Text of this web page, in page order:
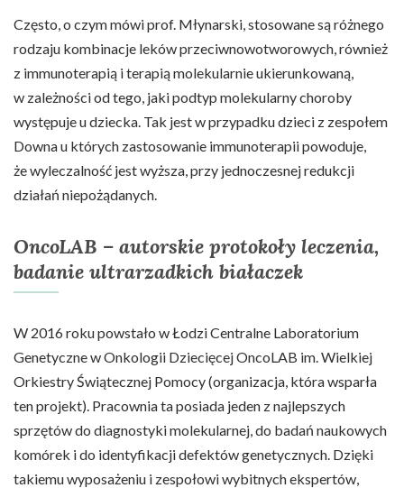
Często, o czym mówi prof. Młynarski, stosowane są różnego
rodzaju kombinacje leków przeciwnowotworowych, również
z immunoterapią i terapią molekularnie ukierunkowaną,
w zależności od tego, jaki podtyp molekularny choroby
występuje u dziecka. Tak jest w przypadku dzieci z zespołem
Downa u których zastosowanie immunoterapii powoduje,
że wyleczalność jest wyższa, przy jednoczesnej redukcji
działań niepożądanych.
OncoLAB – autorskie protokoły leczenia,
badanie ultrarzadkich białaczek
W 2016 roku powstało w Łodzi Centralne Laboratorium
Genetyczne w Onkologii Dziecięcej OncoLAB im. Wielkiej
Orkiestry Świątecznej Pomocy (organizacja, która wsparła
ten projekt). Pracownia ta posiada jeden z najlepszych
sprzętów do diagnostyki molekularnej, do badań naukowych
komórek i do identyfikacji defektów genetycznych. Dzięki
takiemu wyposażeniu i zespołowi wybitnych ekspertów,